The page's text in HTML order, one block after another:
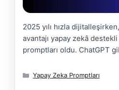
2025 yılı hızla
avantajı yapay zekâ destekli
promptları oldu. ChatGPT
içinde oluşturmak mümkün.
Kategoriler
Yapay Zeka Promptları